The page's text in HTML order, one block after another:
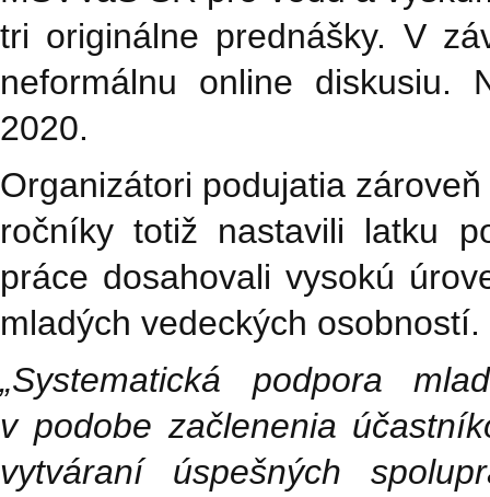
tri originálne prednášky. V
neformálnu online diskusiu.
2020.
Organizátori podujatia
ročníky totiž nastavili latku
práce dosahovali vysokú
mladých vedeckých osobností.
„Systematická podpora
v podobe začlenenia
vytváraní úspešných